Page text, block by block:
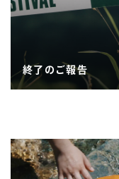
終了のご報告